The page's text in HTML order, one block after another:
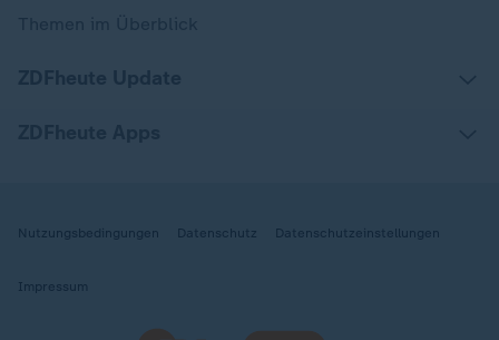
Nutzungsbedingungen Datenschutz Datenschutzeinstellungen
Impressum